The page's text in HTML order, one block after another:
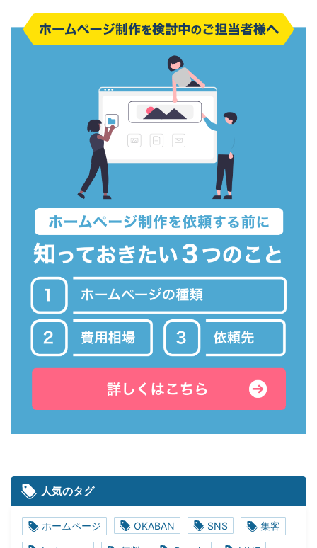
人気のタグ
ホームページ OKABAN SNS 集客